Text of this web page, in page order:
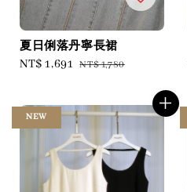
夏日俐落丹寧長裙
Sale
NT$ 1,691 Regular
NT$ 1,780
NEW